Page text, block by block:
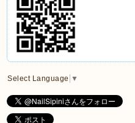
Select Language ▼